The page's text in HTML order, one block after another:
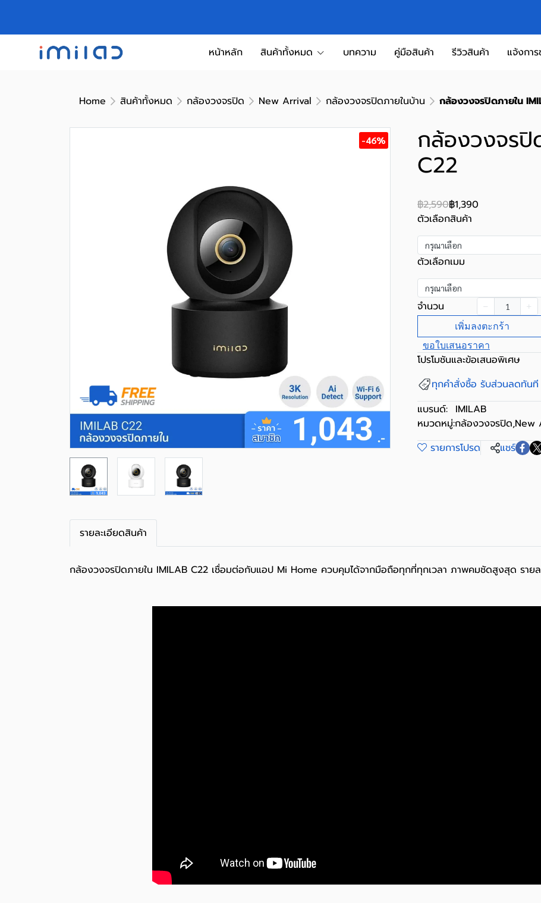
หน้าหลัก สินค้าทั้งหมด บทความ คู่มือสินค้า รีวิวสินค้า แจ้งการ
Home สินค้าทั้งหมด กล้องวงจรปิด New Arrival กล้องวงจรปิดภายในบ้าน กล้องวงจรปิดภายใน
-46% กล้องวงจรปิ
C22
฿2,590฿1,390
ตัวเลือกสินค้า
กรุณาเลือก
ตัวเลือกเมม
กรุณาเลือก
จำนวน
เพิ่มลงตะกร้า
ขอใบเสนอราคา
โปรโมชันและข้อเสนอพิเศษ
ทุกคำสั่งซื้อ รับส่วนลดทันที
แบรนด์: IMILAB
หมวดหมู่:กล้องวงจรปิด,New
รายการโปรด
แชร์
รายละเอียดสินค้า
กล้องวงจรปิดภายใน IMILAB C22 เชื่อมต่อกับแอป Mi Home ควบคุมได้จากมือถือทุกที่ทุกเวลา ภาพคมชัดสูงสุด รายล